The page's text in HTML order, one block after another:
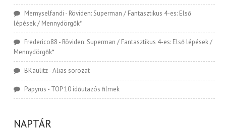
Memyselfandi - Röviden: Superman / Fantasztikus 4-es: Első
lépések / Mennydörgők*
Frederico88 - Röviden: Superman / Fantasztikus 4-es: Első lépések /
Mennydörgők*
BKaulitz-Alias sorozat
Papyrus - TOP 10 időutazós filmek
NAPTÁR